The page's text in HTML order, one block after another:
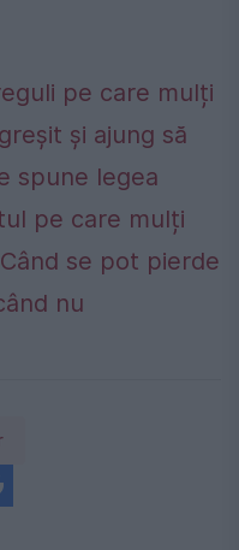
pe care mulți
și ajung să
spune legea
pe care mulți
se pot pierde
nu